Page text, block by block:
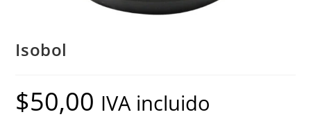
Isobol
$50,00 IVA incluido